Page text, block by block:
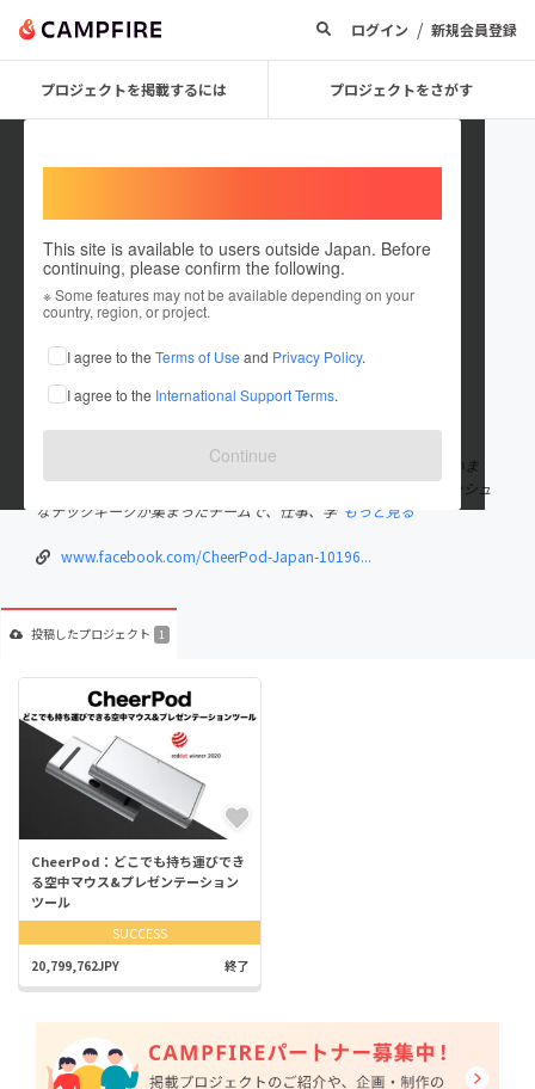
ログイン / 新規会員登録
プロジェクトを掲載するには プロジェクトをさがす
This site is available to users outside Japan. Before
continuing, please confirm the following.
※ Some features may not be available depending on your
country, region, or project.
I agree to the Terms of Use and Privacy Policy.
I agree to the International Support Terms.
Continue
cheerpodjp
これまでに1件のプロジェクトを投稿しています
在住国：日本 現在地：東京都
出身国：日本 出身地：東京都
CheerDotsは、テクノロジーの力で世界を変えることを目指していま
す。当社は、この分野で長年の経験を積んでいる若くてエネルギッシュ
なテックギークが集まったチームで、仕事、学 もっと見る
www.facebook.com/CheerPod-Japan-10196...
投稿したプロジェクト 1
CheerPod：どこでも持ち運びでき
る空中マウス&プレゼンテーション
ツール
SUCCESS
20,799,762JPY 終了